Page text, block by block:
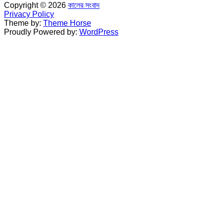
Copyright © 2026 কালের সংবাদ
Privacy Policy
Theme by: Theme Horse
Proudly Powered by: WordPress